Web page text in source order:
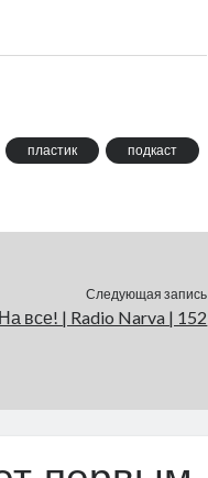
пластик подкаст
Следующая запись
все! | Radio Narva | 152